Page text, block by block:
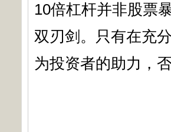
10倍杠杆并非股票
双刃剑。只有在充
为投资者的助力，